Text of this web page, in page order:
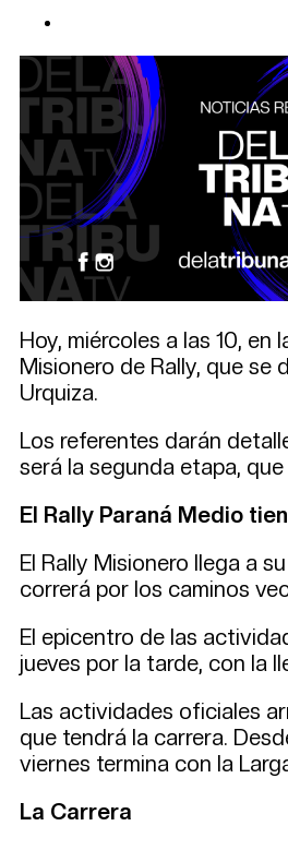
Hoy, miércoles a las 10,
Misionero de Rally, que se
Urquiza.
Los referentes darán
será la segunda etapa,
El Rally Paraná Medio
El Rally Misionero llega a
correrá por los caminos
El epicentro de las
jueves por la tarde, con la
Las actividades oficiales
que tendrá la carrera.
viernes termina con la
La Carrera